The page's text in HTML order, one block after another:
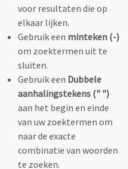
voor resultaten die op
elkaar lijken.
Gebruik een minteken (-)
om zoektermen uit te
sluiten.
Gebruik een Dubbele
aanhalingstekens (" ")
aan het begin en einde
van uw zoektermen om
naar de exacte
combinatie van woorden
te zoeken.